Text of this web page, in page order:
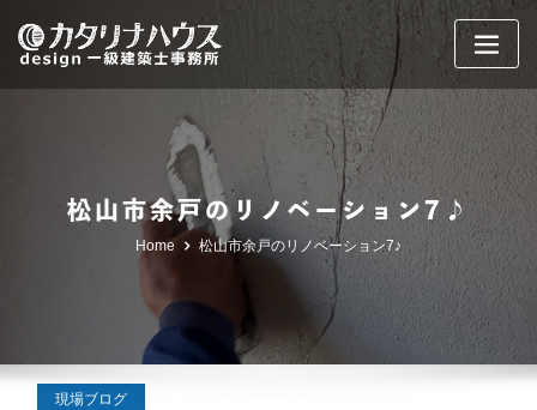
content
松山市余戸のリノベーション7♪
Home 松山市余戸のリノベーション7♪
現場ブログ